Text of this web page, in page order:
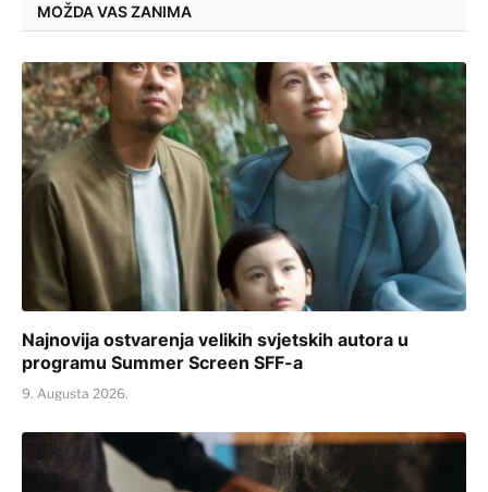
MOŽDA VAS ZANIMA
Najnovija ostvarenja velikih svjetskih autora u
programu Summer Screen SFF-a
9. Augusta 2026.